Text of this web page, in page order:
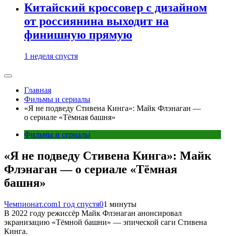
Китайский кроссовер с дизайном
от россиянина выходит на
финишную прямую
1 неделя спустя
Главная
Фильмы и сериалы
«Я не подведу Стивена Кинга»: Майк Флэнаган —
о сериале «Тёмная башня»
Фильмы и сериалы
«Я не подведу Стивена Кинга»: Майк
Флэнаган — о сериале «Тёмная
башня»
Чемпионат.com1 год спустя01 минуты
В 2022 году режиссёр Майк Флэнаган анонсировал
экранизацию «Тёмной башни» — эпической саги Стивена
Кинга.